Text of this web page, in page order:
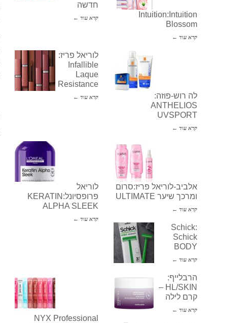
חדשה
קרא עוד ←
Intuition:Intuition
Blossom
קרא עוד ←
לוריאל פריז:
Infallible
Laque
Resistance
קרא עוד ←
לה רוש-פוזה:
ANTHELIOS
UVSPORT
קרא עוד ←
לוריאל
פרופסיונל:KERATIN
ALPHA SLEEK
קרא עוד ←
אלביב-לוריאל פריז:סרום
ומרכך שיער ULTIMATE
קרא עוד ←
Schick:
Schick
BODY
קרא עוד ←
NYX Professional
הרבלייף:
HL/SKIN –
קרם לילה
קרא עוד ←